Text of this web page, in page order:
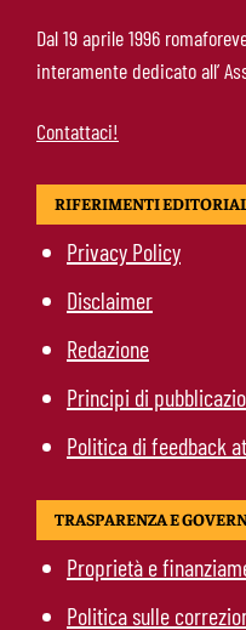
Dal 19 aprile 1996
interamente dedicato all’
Contattaci!
RIFERIMENTI
Privacy Policy
Disclaimer
Redazione
Principi di
Politica di feedback
TRASPARENZA E
Proprietà e
Politica sulle